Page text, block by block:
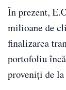
În prezent,
milioane de
finalizarea
portofoliu
proveniți de la